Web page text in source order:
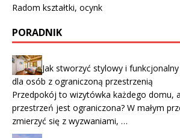
Radom kształtki, ocynk
PORADNIK
Jak stworzyć stylowy i
dla osób z ograniczoną przestrzenią
Przedpokój to wizytówka każdego domu,
przestrzeń jest ograniczona? W małym
zmierzyć się z wyzwaniami, …